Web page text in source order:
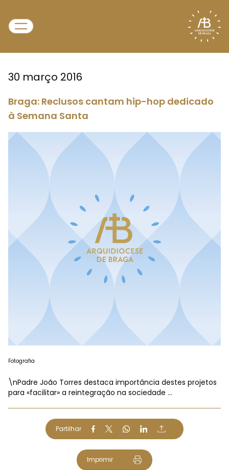
30 março 2016
Braga: Reclusos cantam hip-hop dedicado
à Semana Santa
Fotografia
\nPadre João Torres destaca importância destes projetos
para «facilitar» a reintegração na sociedade ...
Partilhar
Imprimir